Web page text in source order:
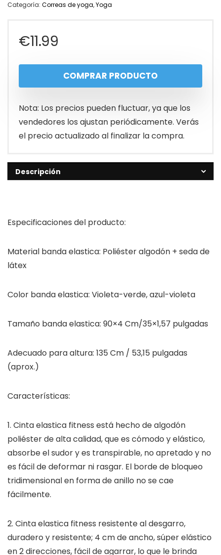
Categoría: Correas de yoga,Yoga
€11.99
COMPRAR PRODUCTO
Nota: Los precios pueden fluctuar, ya que los
vendedores los ajustan periódicamente. Verás
el precio actualizado al finalizar la compra.
Descripción
Especificaciones del producto:
Material banda elastica: Poliéster algodón + seda de
látex
Color banda elastica: Violeta-verde, azul-violeta
Tamaño banda elastica: 90×4 Cm/35×1,57 pulgadas
Adecuado para altura: 135 Cm / 53,15 pulgadas
(aprox.)
Características:
1. Cinta elastica fitness está hecho de algodón
poliéster de alta calidad, que es cómodo y elástico,
absorbe el sudor y es transpirable, no apretado y no
es fácil de deformar ni rasgar. El borde de bloqueo
tridimensional en forma de anillo no se cae
fácilmente.
2. Cinta elastica fitness resistente al desgarro,
duradero y resistente; 4 cm de ancho, súper elástico
en 2 direcciones, fácil de agarrar, lo que le brinda